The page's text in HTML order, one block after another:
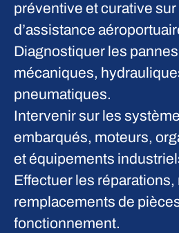
préventive et curative
d’assistance
Diagnostiquer les
mécaniques,
pneumatiques.
Intervenir sur les
embarqués, moteurs,
et équipements
Effectuer les réparations,
remplacements de
fonctionnement.